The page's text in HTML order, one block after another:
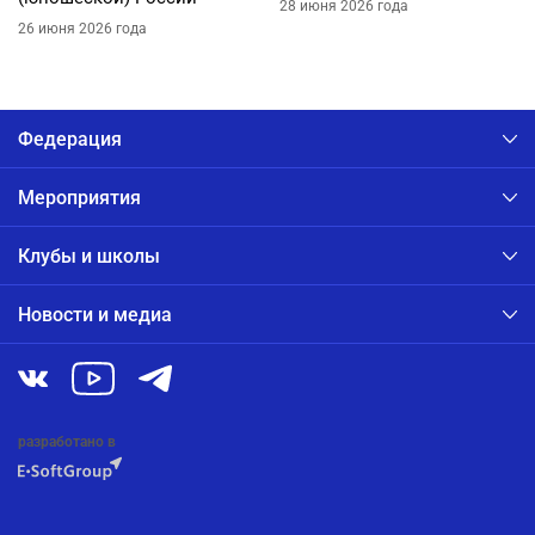
26 июня 2026 года
28 июня 2026 года
Федерация
Мероприятия
Клубы и школы
Новости и медиа
разработано в